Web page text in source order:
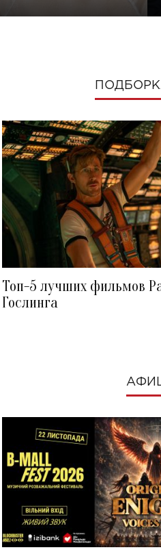
Топ-5 лучших фильмов
Гослинга